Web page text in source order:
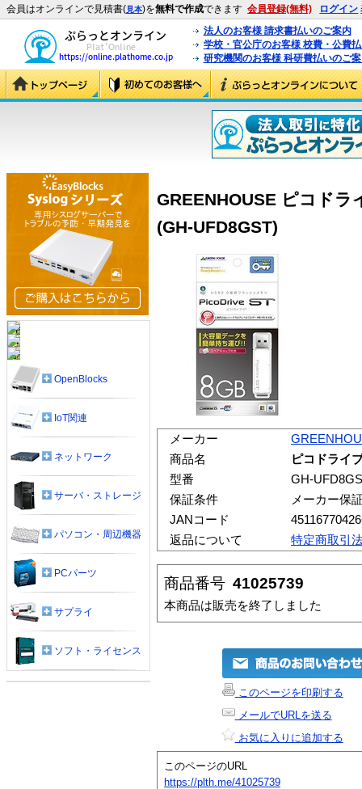
会員はオンラインで見積書(見本)を無料で作成できます 会員登録(無料) ログイン
法人のお客様 請求書払いのご案内
学校・官公庁のお客様 校費・公費
研究機関のお客様 科研費払いのご
GREENHOUSE ピコドラ
(GH-UFD8GST)
メーカー
商品名
ピコドライ
型番
GH-
保証条件
メーカー保
JANコード
返品について
特定商取引
商品番号 41025739
本商品は販売を終了しました
このページを印刷する
メールでURLを送る
お気に入りに追加する
このページのURL
https://plth.me/41025739
OpenBlocks
IoT関連
ネットワーク
サーバ・ストレージ
パソコン・周辺機器
PCパーツ
サプライ
ソフト・ライセンス